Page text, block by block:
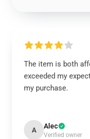
The item is both
exceeded my
my purchase.
A Alec
Verified owner